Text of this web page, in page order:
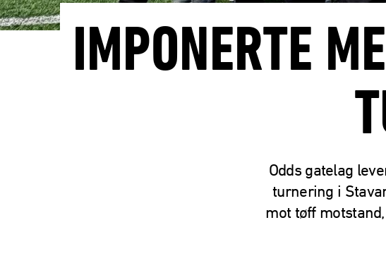
IMPONERTE
Odds gatelag
turnering i
mot tøff